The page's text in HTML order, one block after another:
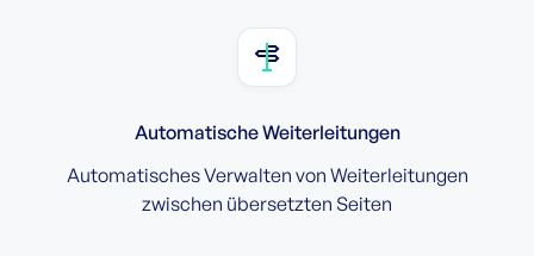
Automatische Weiterleitungen
Automatisches Verwalten von Weiterleitungen
zwischen übersetzten Seiten